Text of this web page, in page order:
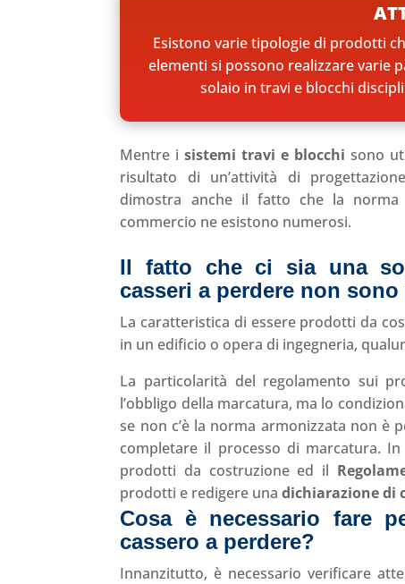
Esistono varie tipologie di prodotti
elementi si possono realizzare varie
solaio in travi e blocchi
Mentre isistemi travi e blocchi sono
risultato di un’attività di
dimostra anche il fatto che la
commercio ne esistono numerosi.
Il fatto che ci sia una
casseri a perdere non
La caratteristica di essere prodotti da
in un edificio o opera di ingegneria,
La particolarità del regolamento sui
l’obbligo della marcatura, ma lo
se non c’è la norma armonizzata non è
completare il processo di marcatura.
prodotti da costruzione ed il
prodotti e redigere unadichiarazione di
Cosa è necessario fare
cassero a perdere?
Innanzitutto, è necessario verificare